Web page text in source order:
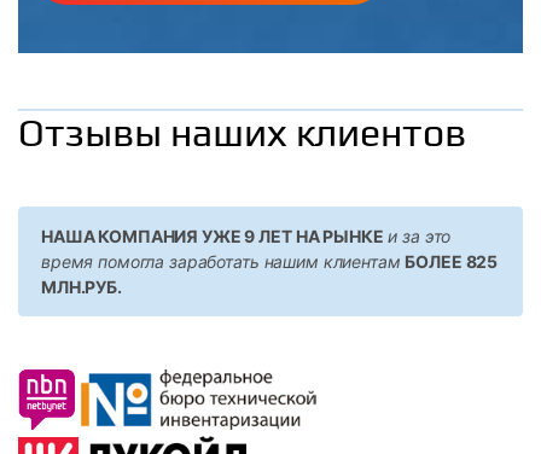
Отзывы наших клиентов
НАША КОМПАНИЯ УЖЕ 9 ЛЕТ НА РЫНКЕ и за это
время помогла заработать нашим клиентам БОЛЕЕ 825
МЛН.РУБ.